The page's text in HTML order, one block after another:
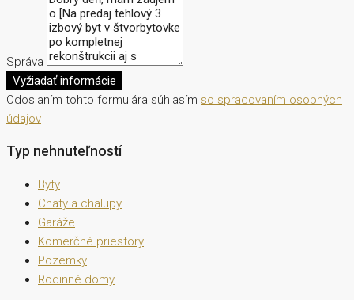
Správa
Vyžiadať informácie
Odoslaním tohto formulára súhlasím so spracovaním osobných
údajov
Typ nehnuteľností
Byty
Chaty a chalupy
Garáže
Komerčné priestory
Pozemky
Rodinné domy